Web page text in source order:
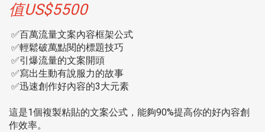
值US$5500
✅百萬流量文案內容框架公式
✅輕鬆破萬點閱的標題技巧
✅引爆流量的文案開頭
✅寫出生動有說服力的故事
✅迅速創作好內容的3大元素
這是1個複製粘貼的文案公式，能夠90%提高你的好內容創
作效率。